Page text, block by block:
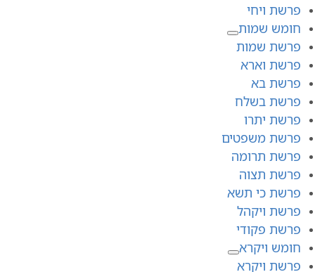
פרשת ויחי
חומש שמות
פרשת שמות
פרשת וארא
פרשת בא
פרשת בשלח
פרשת יתרו
פרשת משפטים
פרשת תרומה
פרשת תצוה
פרשת כי תשא
פרשת ויקהל
פרשת פקודי
חומש ויקרא
פרשת ויקרא